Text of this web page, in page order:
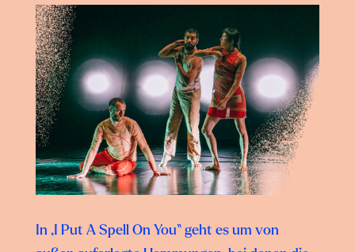
In „I Put A Spell On You“ geht es um von